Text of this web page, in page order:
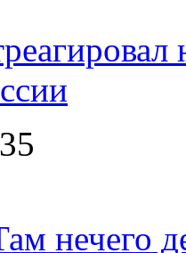
нечего